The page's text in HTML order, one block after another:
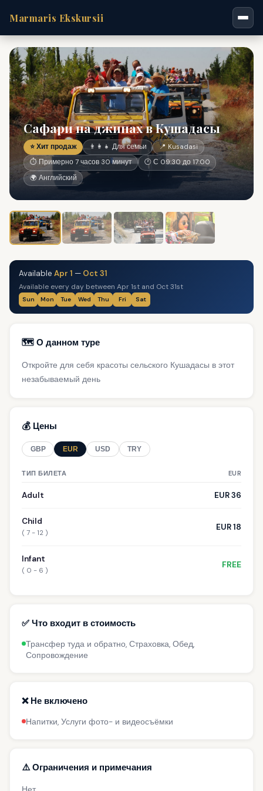
Marmaris Ekskursii
Сафари на джипах в Кушадасы
⭐ Хит продаж 👨‍👩‍👧 Для семьи
📍 Kusadasi
⏱ Примерно 7 часов 30 минут
🕐 С 09:30 до 17:00
🌍 Английский
Available Apr 1 — Oct 31
Available every day between Apr 1st and Oct 31st
Sun Mon Tue Wed Thu Fri Sat
🗺️ О данном туре
Откройте для себя красоты сельского Кушадасы в этот
незабываемый день
💰 Цены
GBP EUR USD TRY
ТИП БИЛЕТА EUR
Adult EUR 36
Child
( 7 - 12 )
EUR 18
Infant
( 0 - 6 )
FREE
✅ Что входит в стоимость
Трансфер туда и обратно, Страховка, Обед,
Сопровождение
❌ Не включено
Напитки, Услуги фото- и видеосъёмки
⚠️ Ограничения и примечания